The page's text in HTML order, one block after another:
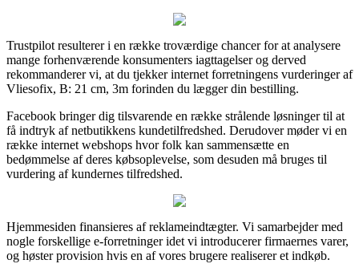
Trustpilot resulterer i en række troværdige chancer for at analysere
mange forhenværende konsumenters iagttagelser og derved
rekommanderer vi, at du tjekker internet forretningens vurderinger af
Vliesofix, B: 21 cm, 3m forinden du lægger din bestilling.
Facebook bringer dig tilsvarende en række strålende løsninger til at
få indtryk af netbutikkens kundetilfredshed. Derudover møder vi en
række internet webshops hvor folk kan sammensætte en
bedømmelse af deres købsoplevelse, som desuden må bruges til
vurdering af kundernes tilfredshed.
Hjemmesiden finansieres af reklameindtægter. Vi samarbejder med
nogle forskellige e-forretninger idet vi introducerer firmaernes varer,
og høster provision hvis en af vores brugere realiserer et indkøb.